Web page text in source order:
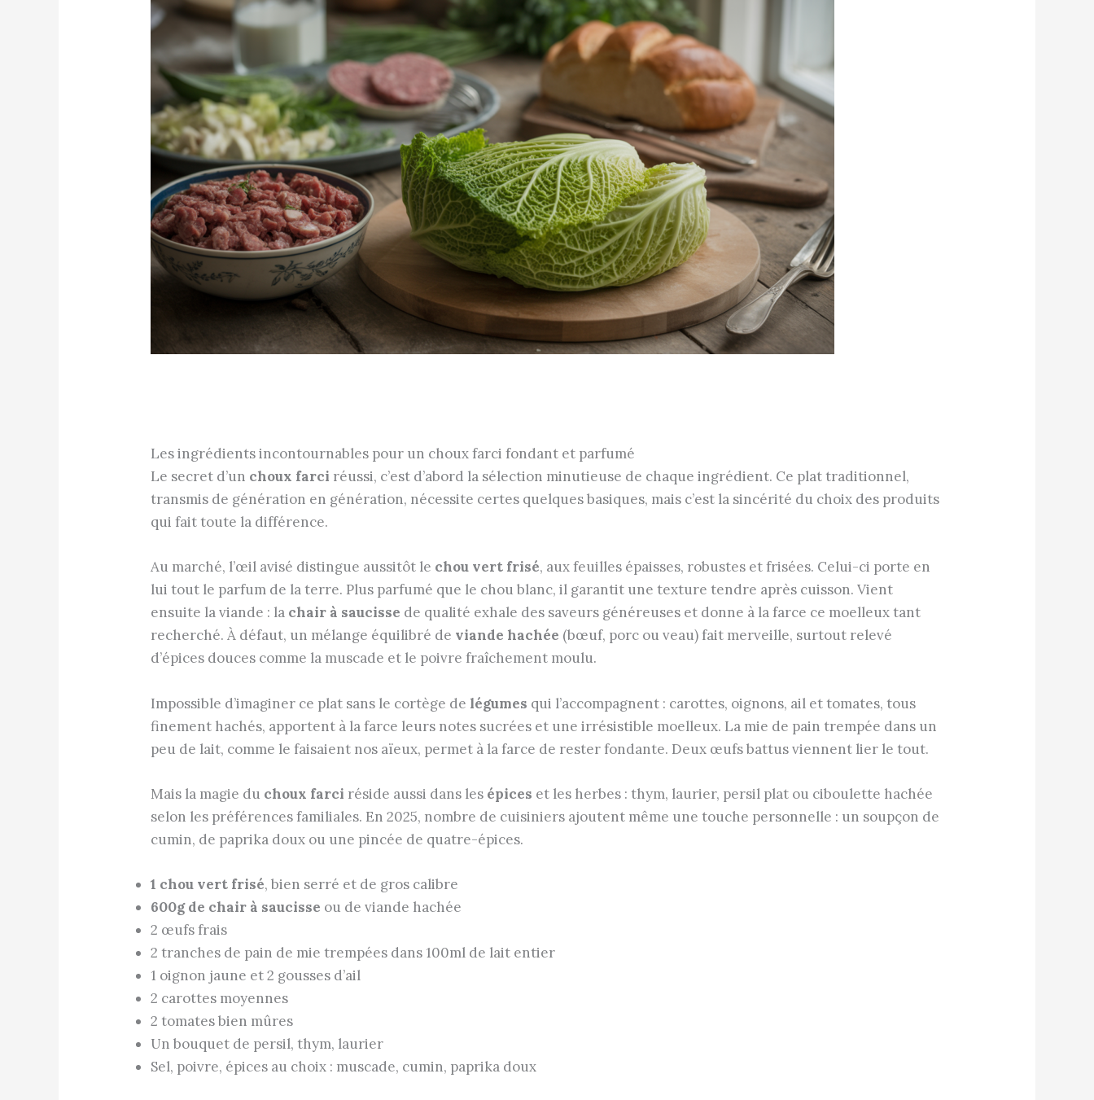
Les ingrédients incontournables pour un choux farci fondant et parfumé
Le secret d’un choux farci réussi, c’est d’abord la sélection minutieuse de chaque ingrédient. Ce plat traditionnel,
transmis de génération en génération, nécessite certes quelques basiques, mais c’est la sincérité du choix des produits
qui fait toute la différence.
Au marché, l’œil avisé distingue aussitôt le chou vert frisé, aux feuilles épaisses, robustes et frisées. Celui-ci porte en
lui tout le parfum de la terre. Plus parfumé que le chou blanc, il garantit une texture tendre après cuisson. Vient
ensuite la viande : la chair à saucisse de qualité exhale des saveurs généreuses et donne à la farce ce moelleux tant
recherché. À défaut, un mélange équilibré de viande hachée (bœuf, porc ou veau) fait merveille, surtout relevé
d’épices douces comme la muscade et le poivre fraîchement moulu.
Impossible d’imaginer ce plat sans le cortège de légumes qui l’accompagnent : carottes, oignons, ail et tomates, tous
finement hachés, apportent à la farce leurs notes sucrées et une irrésistible moelleux. La mie de pain trempée dans un
peu de lait, comme le faisaient nos aïeux, permet à la farce de rester fondante. Deux œufs battus viennent lier le tout.
Mais la magie du choux farci réside aussi dans les épices et les herbes : thym, laurier, persil plat ou ciboulette hachée
selon les préférences familiales. En 2025, nombre de cuisiniers ajoutent même une touche personnelle : un soupçon de
cumin, de paprika doux ou une pincée de quatre-épices.
1 chou vert frisé, bien serré et de gros calibre
600g de chair à saucisse ou de viande hachée
2 œufs frais
2 tranches de pain de mie trempées dans 100ml de lait entier
1 oignon jaune et 2 gousses d’ail
2 carottes moyennes
2 tomates bien mûres
Un bouquet de persil, thym, laurier
Sel, poivre, épices au choix : muscade, cumin, paprika doux